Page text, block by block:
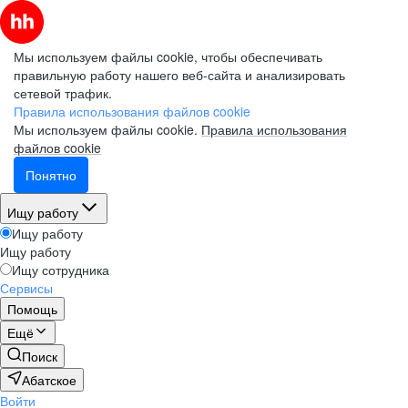
Мы используем файлы cookie, чтобы обеспечивать
правильную работу нашего веб-сайта и анализировать
сетевой трафик.
Правила использования файлов cookie
Мы используем файлы cookie. Правила использования
файлов cookie
Понятно
Ищу работу
Ищу работу
Ищу работу
Ищу сотрудника
Сервисы
Помощь
Ещё
Поиск
Абатское
Войти